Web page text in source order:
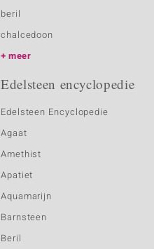
beril
chalcedoon
meer
Edelsteen encyclopedie
Edelsteen Encyclopedie
Agaat
Amethist
Apatiet
Aquamarijn
Barnsteen
Beril